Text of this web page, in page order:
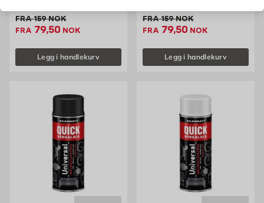
FRAGammel pris 159 NOK /stk
159NOK
FRA Ekstrapris 79.5 NOK /stk
79,50 NOK
Legg i handlekurv
FRAGammel pris 159 NOK /stk
159NOK
FRA Ekstrapris 79.5 NOK
79,50 NOK
Legg i handlekurv